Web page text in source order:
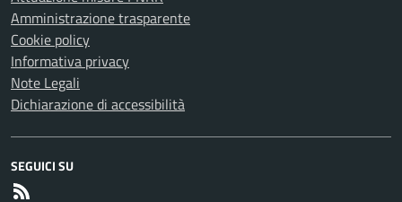
Amministrazione trasparente
Cookie policy
Informativa privacy
Note Legali
Dichiarazione di accessibilità
SEGUICI SU